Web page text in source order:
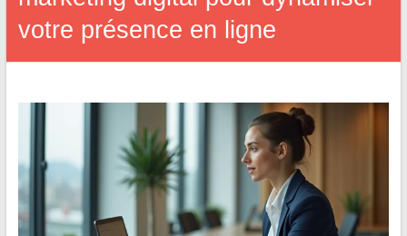
votre présence en ligne